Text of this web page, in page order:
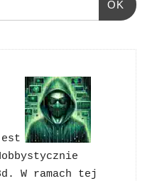
OK
W ramach tej